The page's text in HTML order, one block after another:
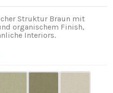
Struktur Braun mit
organischem Finish,
Interiors.